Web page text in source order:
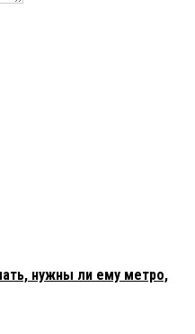
нужны ли ему метро,